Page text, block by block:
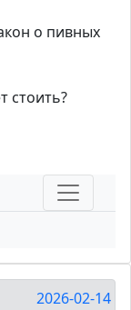
о пивных
стоить?
2026-02-14